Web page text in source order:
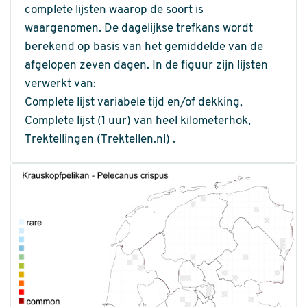
complete lijsten waarop de soort is
waargenomen. De dagelijkse trefkans wordt
berekend op basis van het gemiddelde van de
afgelopen zeven dagen. In de figuur zijn lijsten
verwerkt van:
Complete lijst variabele tijd en/of dekking,
Complete lijst (1 uur) van heel kilometerhok,
Trektellingen (Trektellen.nl) .